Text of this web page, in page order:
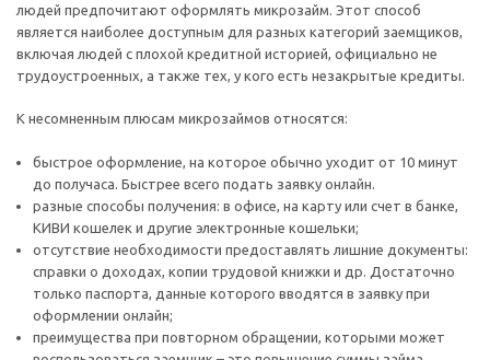
людей предпочитают оформлять микрозайм. Этот способ
является наиболее доступным для разных категорий заемщиков,
включая людей с плохой кредитной историей, официально не
трудоустроенных, а также тех, у кого есть незакрытые кредиты.
К несомненным плюсам микрозаймов относятся:
быстрое оформление, на которое обычно уходит от 10 минут
до получаса. Быстрее всего подать заявку онлайн.
разные способы получения: в офисе, на карту или счет в банке,
КИВИ кошелек и другие электронные кошельки;
отсутствие необходимости предоставлять лишние документы:
справки о доходах, копии трудовой книжки и др. Достаточно
только паспорта, данные которого вводятся в заявку при
оформлении онлайн;
преимущества при повторном обращении, которыми может